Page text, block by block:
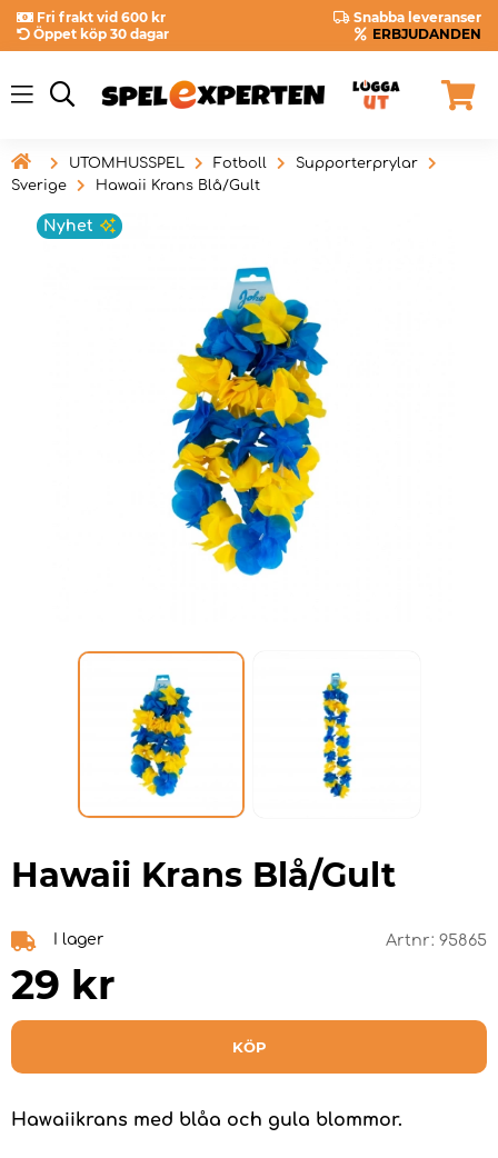
Fri frakt vid 600 kr
Snabba leveranser
Öppet köp 30 dagar
ERBJUDANDEN
 UTOMHUSSPEL Fotboll
Supporterprylar
Sverige
Hawaii Krans Blå/Gult
Hawaii Krans Blå/Gult
I lager Artnr: 95865
29 kr
KÖP
Hawaiikrans med blåa och gula blommor.
Nyhet